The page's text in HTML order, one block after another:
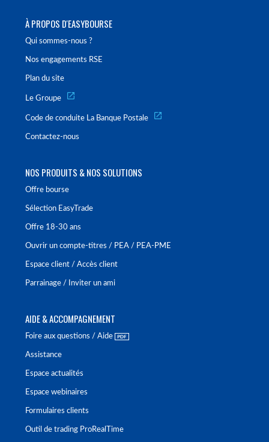
À PROPOS D'EASYBOURSE
Qui sommes-nous ?
Nos engagements RSE
Plan du site
Le Groupe
Code de conduite La Banque Postale
Contactez-nous
NOS PRODUITS & NOS SOLUTIONS
Offre bourse
Sélection EasyTrade
Offre 18-30 ans
Ouvrir un compte-titres / PEA / PEA-PME
Espace client / Accès client
Parrainage / Inviter un ami
AIDE & ACCOMPAGNEMENT
Foire aux questions / Aide
Assistance
Espace actualités
Espace webinaires
Formulaires clients
Outil de trading ProRealTime